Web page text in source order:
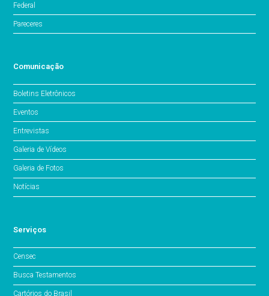
Federal
Pareceres
Comunicação
Boletins Eletrônicos
Eventos
Entrevistas
Galeria de Vídeos
Galeria de Fotos
Notícias
Serviços
Censec
Busca Testamentos
Cartórios do Brasil